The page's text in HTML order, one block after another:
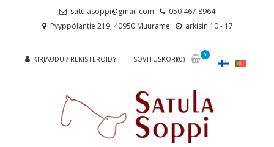
satulasoppi@gmail.com
050 467 8964
Pyyppöläntie 219, 40950 Muurame
arkisin 10 - 17
KIRJAUDU / REKISTERÖIDY SOVITUSKORI(0)
0